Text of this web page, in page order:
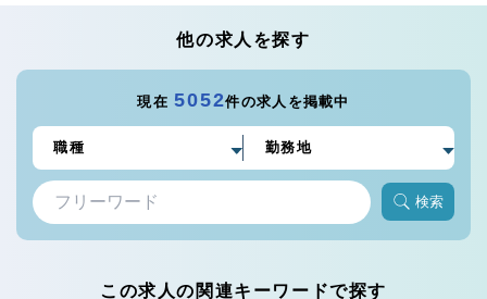
他の求人を探す
現在5052件の求人を掲載中
検索
この求人の関連キーワードで探す